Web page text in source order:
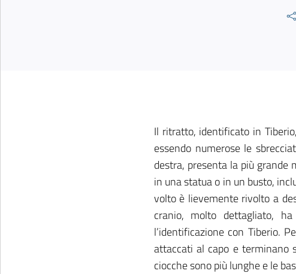
Il ritratto, identificato in
essendo numerose le
destra, presenta la più grande
in una statua o in un busto,
volto è lievemente rivolto a
cranio, molto dettagliato,
l’identificazione con Tiberio.
attaccati al capo e terminano
ciocche sono più lunghe e le